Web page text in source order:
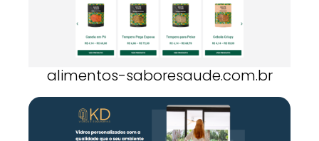
alimentos-saboresaude.com.br